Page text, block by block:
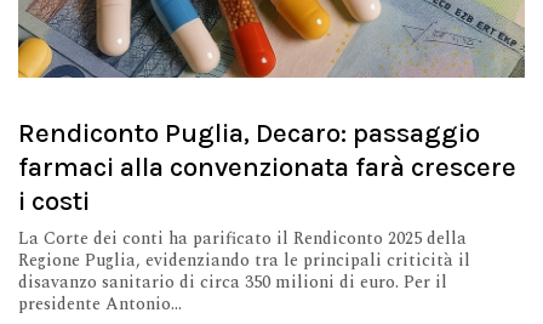
Rendiconto Puglia, Decaro: passaggio
farmaci alla convenzionata farà crescere
i costi
La Corte dei conti ha parificato il Rendiconto 2025 della
Regione Puglia, evidenziando tra le principali criticità il
disavanzo sanitario di circa 350 milioni di euro. Per il
presidente Antonio...